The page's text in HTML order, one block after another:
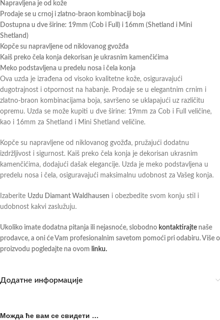
Napravljena je od kože
Prodaje se u crnoj i zlatno-braon kombinaciji boja
Dostupna u dve širine: 19mm (Cob i Full) i 16mm (Shetland i Mini
Shetland)
Kopče su napravljene od niklovanog gvožđa
Kaiš preko čela konja dekorisan je ukrasnim kamenčićima
Meko podstavljena u predelu nosa i čela konja
Ova uzda je izrađena od visoko kvalitetne kože, osiguravajući
dugotrajnost i otpornost na habanje. Prodaje se u elegantnim crnim i
zlatno-braon kombinacijama boja, savršeno se uklapajući uz različitu
opremu. Uzda se može kupiti u dve širine: 19mm za Cob i Full veličine,
kao i 16mm za Shetland i Mini Shetland veličine.
Kopče su napravljene od niklovanog gvožđa, pružajući dodatnu
izdržljivost i sigurnost. Kaiš preko čela konja je dekorisan ukrasnim
kamenčićima, dodajući dašak elegancije. Uzda je meko podstavljena u
predelu nosa i čela, osiguravajući maksimalnu udobnost za Vašeg konja.
Izaberite Uzdu Diamant Waldhausen i obezbedite svom konju stil i
udobnost kakvi zaslužuju.
Ukoliko imate dodatna pitanja ili nejasnoće, slobodno kontaktirajte naše
prodavce, a oni će Vam profesionalnim savetom pomoći pri odabiru. Više o
proizvodu pogledajte na ovom linku.
Додатне информације
Можда ће вам се свидети …